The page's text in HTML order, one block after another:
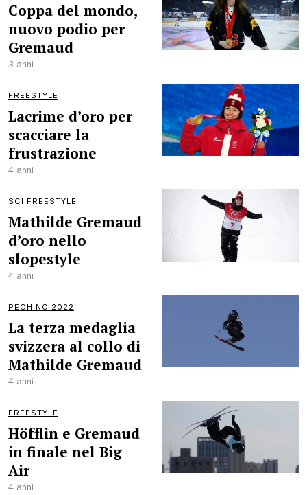
Coppa del mondo,
nuovo podio per
Gremaud
3 anni
FREESTYLE
Lacrime d’oro per
scacciare la
frustrazione
4 anni
SCI FREESTYLE
Mathilde Gremaud
d’oro nello
slopestyle
4 anni
PECHINO 2022
La terza medaglia
svizzera al collo di
Mathilde Gremaud
4 anni
FREESTYLE
Höfflin e Gremaud
in finale nel Big
Air
4 anni